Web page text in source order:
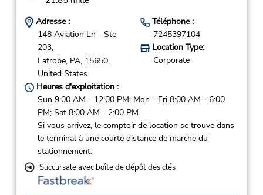
Adresse :
148 Aviation Ln - Ste
203,
Latrobe, PA, 15650,
United States
Téléphone :
7245397104
Location Type:
Corporate
Heures d'exploitation :
Sun 9:00 AM - 12:00 PM; Mon - Fri 8:00 AM - 6:00
PM; Sat 8:00 AM - 2:00 PM
Si vous arrivez, le comptoir de location se trouve dans
le terminal à une courte distance de marche du
stationnement.
Succursale avec boîte de dépôt des clés